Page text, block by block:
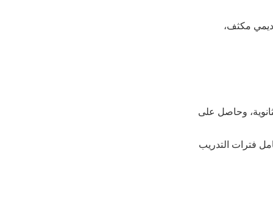
مكثف،
وحاصل على
فترات التدريب